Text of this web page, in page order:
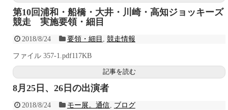
第10回浦和・船橋・大井・川崎・高知ジョッキーズ
競走 実施要領・細目
2018/8/24 要領・細目 , 競走情報
ファイル 357-1.pdf117KB
記事を読む
8月25日、26日の出演者
2018/8/24 モー展。通信, ブログ